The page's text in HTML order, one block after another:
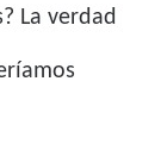
La verdad